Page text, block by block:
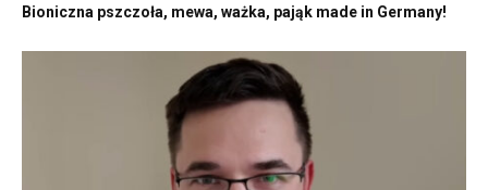
Bioniczna pszczoła, mewa, ważka, pająk made in Germany!